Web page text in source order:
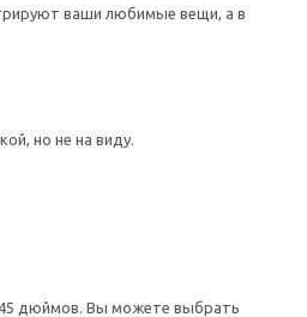
ваши любимые вещи, а в
но не на виду.
дюймов. Вы можете выбрать